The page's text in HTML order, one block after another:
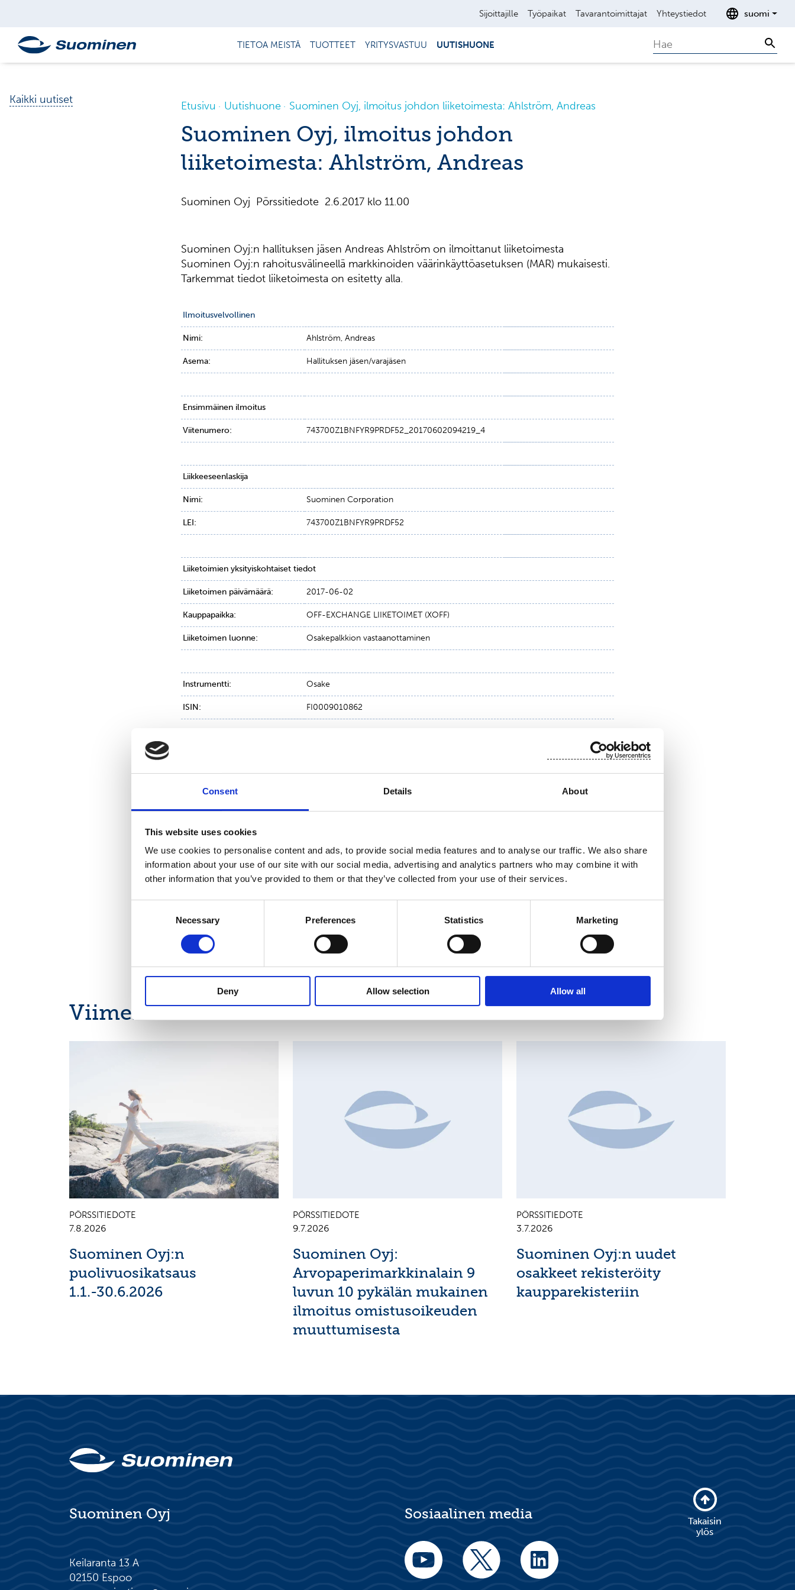
Consent Details About
This website uses cookies
We use cookies to personalise content and ads, to provide social media features and to analyse our traffic. We also share
information about your use of our site with our social media, advertising and analytics partners who may combine it with
other information that you’ve provided to them or that they’ve collected from your use of their services.
Necessary Preferences Statistics Marketing
Deny Allow selection Allow all
Sijoittajille Työpaikat Tavarantoimittajat Yhteystiedot suomi
TIETOA MEISTÄ TUOTTEET YRITYSVASTUU UUTISHUONE Search
Kaikki uutiset Etusivu Uutishuone Suominen Oyj, ilmoitus johdon liiketoimesta: Ahlström, Andreas
Suominen Oyj, ilmoitus johdon
liiketoimesta: Ahlström, Andreas
Suominen Oyj Pörssitiedote 2.6.2017 klo 11.00
Suominen Oyj:n hallituksen jäsen Andreas Ahlström on ilmoittanut liiketoimesta
Suominen Oyj:n rahoitusvälineellä markkinoiden väärinkäyttöasetuksen (MAR) mukaisesti.
Tarkemmat tiedot liiketoimesta on esitetty alla.
Ilmoitusvelvollinen
Nimi: Ahlström, Andreas
Asema: Hallituksen jäsen/varajäsen
Ensimmäinen ilmoitus
Viitenumero: 743700Z1BNFYR9PRDF52_20170602094219_4
Liikkeeseenlaskija
Nimi: Suominen Corporation
LEI: 743700Z1BNFYR9PRDF52
Liiketoimien yksityiskohtaiset tiedot
Liiketoimen päivämäärä: 2017-06-02
Kauppapaikka: OFF-EXCHANGE LIIKETOIMET (XOFF)
Liiketoimen luonne: Osakepalkkion vastaanottaminen
Instrumentti: Osake
ISIN: FI0009010862
Yksikköhinta: 0.00000 Euro
Volyymi: 2246
Keskihinta: 0.00000 Euro
Viimeisimmät uutiset
PÖRSSITIEDOTE
7.8.2026
Suominen Oyj:n
puolivuosikatsaus
1.1.-30.6.2026
PÖRSSITIEDOTE
9.7.2026
Suominen Oyj:
Arvopaperimarkkinalain 9
luvun 10 pykälän mukainen
ilmoitus omistusoikeuden
muuttumisesta
PÖRSSITIEDOTE
3.7.2026
Suominen Oyj:n uudet
osakkeet rekisteröity
kaupparekisteriin
Suominen Oyj
Keilaranta 13 A
02150 Espoo
Sosiaalinen media
Takaisin
ylös